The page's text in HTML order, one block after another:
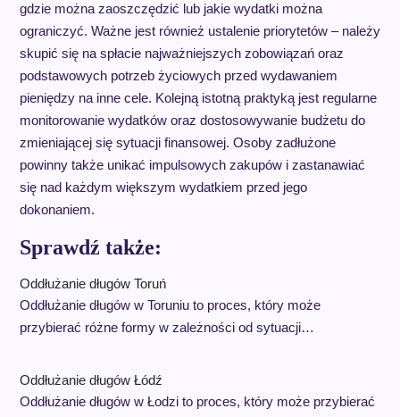
gdzie można zaoszczędzić lub jakie wydatki można
ograniczyć. Ważne jest również ustalenie priorytetów – należy
skupić się na spłacie najważniejszych zobowiązań oraz
podstawowych potrzeb życiowych przed wydawaniem
pieniędzy na inne cele. Kolejną istotną praktyką jest regularne
monitorowanie wydatków oraz dostosowywanie budżetu do
zmieniającej się sytuacji finansowej. Osoby zadłużone
powinny także unikać impulsowych zakupów i zastanawiać
się nad każdym większym wydatkiem przed jego
dokonaniem.
Sprawdź także:
Oddłużanie długów Toruń
Oddłużanie długów w Toruniu to proces, który może
przybierać różne formy w zależności od sytuacji…
Oddłużanie długów Łódź
Oddłużanie długów w Łodzi to proces, który może przybierać